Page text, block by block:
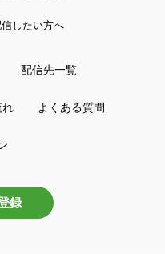
したい方へ
配信先一覧
れ よくある質問
録